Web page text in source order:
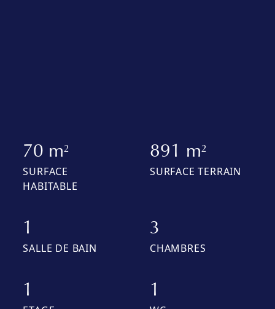
70 m2
SURFACE
HABITABLE
891 m2
SURFACE TERRAIN
1
SALLE DE BAIN
3
CHAMBRES
1 1